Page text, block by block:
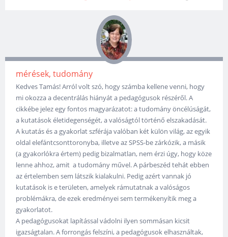
mérések, tudomány
Kedves Tamás! Arról volt szó, hogy számba kellene venni, hogy
mi okozza a decentrálás hiányát a pedagógusok részéről. A
cikkébe jelez egy fontos magyarázatot: a tudomány öncélúságát,
a kutatások életidegenségét, a valóságtól történő elszakadását.
A kutatás és a gyakorlat szférája valóban két külön világ, az egyik
oldal elefántcsonttoronyba, illetve az SPSS-be zárkózik, a másik
(a gyakorlókra értem) pedig bizalmatlan, nem érzi úgy, hogy köze
lenne ahhoz, amit a tudomány művel. A párbeszéd tehát ebben
az értelemben sem látszik kialakulni. Pedig azért vannak jó
kutatások is e területen, amelyek rámutatnak a valóságos
problémákra, de ezek eredményei sem termékenyítik meg a
gyakorlatot.
A pedagógusokat lapítással vádolni ilyen sommásan kicsit
igazságtalan. A forrongás felszíni, a pedagógusok elhasználtak,